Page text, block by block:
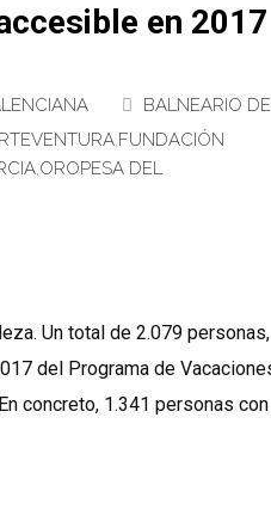
en 2017
BALNEARIO DE
,FUNDACIÓN
,OROPESA DEL
Un total de 2.079
del Programa de
concreto, 1.341 personas con